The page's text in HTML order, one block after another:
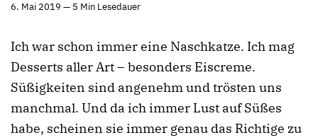
6. Mai 2019 — 5 Min Lesedauer
Ich war schon immer eine Naschkatze. Ich mag
Desserts aller Art – besonders Eiscreme.
Süßigkeiten sind angenehm und trösten uns
manchmal. Und da ich immer Lust auf Süßes
habe, scheinen sie immer genau das Richtige zu